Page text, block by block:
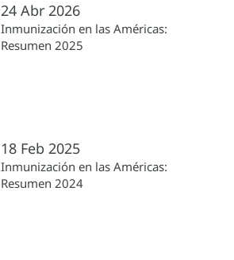
24 Abr 2026
Inmunización en las Américas:
Resumen 2025
18 Feb 2025
Inmunización en las Américas:
Resumen 2024